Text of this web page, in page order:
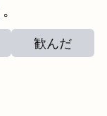
。
歓んだ